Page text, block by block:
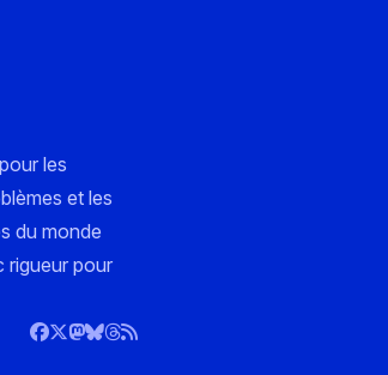
les
et les
du monde
rigueur pour